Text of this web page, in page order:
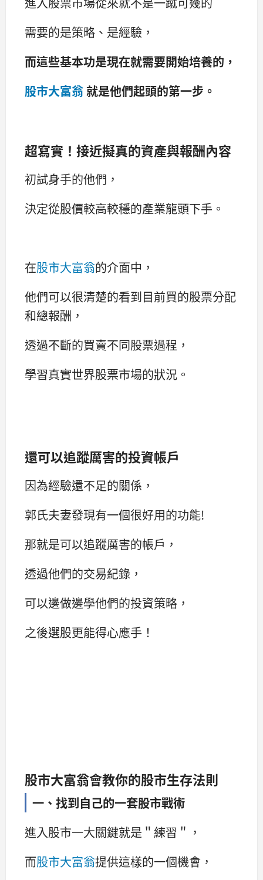
需要的是策略、是經驗，
而這些基本功是現在就需要開始培養的，
股市大富翁就是他們起頭的第一步。
超寫實！接近擬真的資產與報酬內容
初試身手的他們，
決定從股價較高較穩的產業龍頭下手。
在股市大富翁的介面中，
他們可以很清楚的看到目前買的股票分配
和總報酬，
透過不斷的買賣不同股票過程，
學習真實世界股票市場的狀況。
還可以追蹤厲害的投資帳戶
因為經驗還不足的關係，
郭氏夫妻發現有一個很好用的功能!
那就是可以追蹤厲害的帳戶，
透過他們的交易紀錄，
可以邊做邊學他們的投資策略，
之後選股更能得心應手！
股市大富翁會教你的股市生存法則
一、找到自己的一套股市戰術
進入股市一大關鍵就是＂練習＂，
而股市大富翁提供這樣的一個機會，